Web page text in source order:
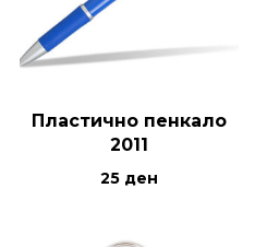
Пластично пенкало
2011
25 ден